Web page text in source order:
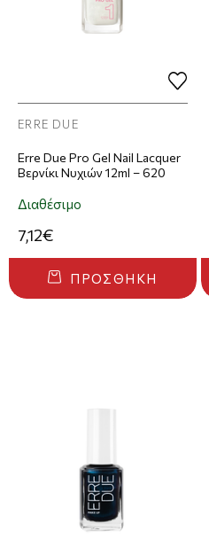
ERRE DUE
Erre Due Pro Gel Nail Lacquer
Βερνίκι Νυχιών 12ml – 620
Διαθέσιμο
7,12€
ΠΡΟΣΘΉΚΗ